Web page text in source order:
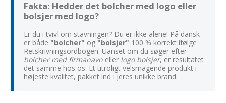
Fakta: Hedder det bolcher med logo eller
bolsjer med logo?
Er du i tvivl om stavningen? Du er ikke alene! På dansk
er både "bolcher" og "bolsjer" 100 % korrekt ifølge
Retskrivningsordbogen. Uanset om du søger efter
bolcher med firmanavn eller logo bolsjer, er resultatet
det samme hos os: Et utroligt velsmagende produkt i
højeste kvalitet, pakket ind i jeres unikke brand.